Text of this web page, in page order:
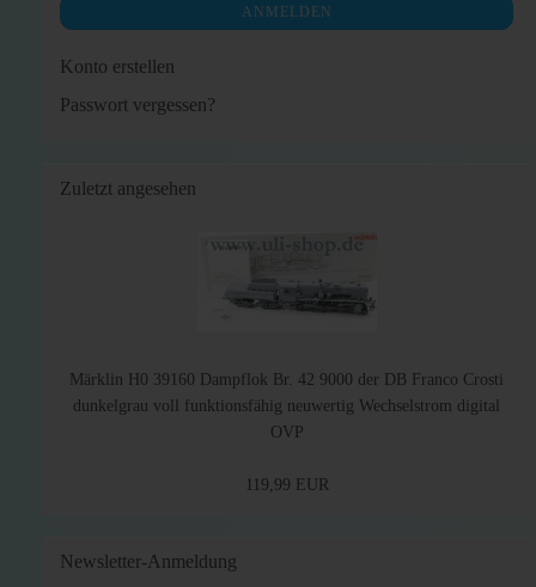
ANMELDEN
Konto erstellen
Passwort vergessen?
Zuletzt angesehen
Märklin H0 39160 Dampflok Br. 42 9000 der DB Franco Crosti
dunkelgrau voll funktionsfähig neuwertig Wechselstrom digital
OVP
119,99 EUR
Newsletter-Anmeldung